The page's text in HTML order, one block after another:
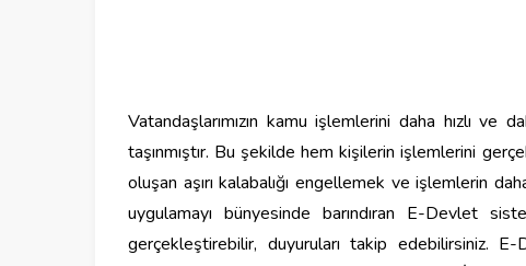
Vatandaşlarımızın kamu işlemlerini daha hızlı
taşınmıştır. Bu şekilde hem kişilerin işlemlerini
oluşan aşırı kalabalığı engellemek ve işlemlerin
uygulamayı bünyesinde barındıran E-Devlet
gerçekleştirebilir, duyuruları takip edebilirsiniz. E-